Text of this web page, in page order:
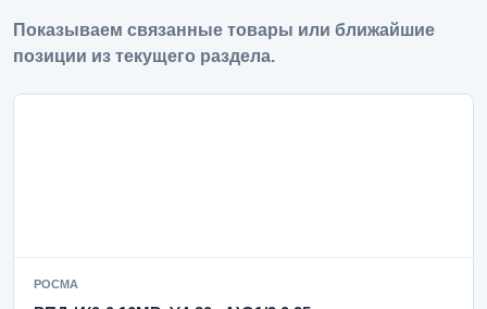
Показываем связанные товары или ближайшие
позиции из текущего раздела.
РОСМА